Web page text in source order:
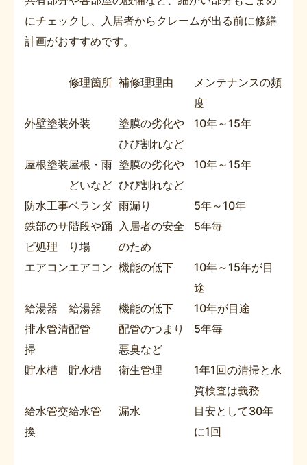
にチェックし、入居者からクレームが出る前に修繕
計画がおすすめです。
修理箇所 補修理理由
メンテナンスの頻
度
外壁塗装外装
塗膜の劣化や
ひび割れなど
10年～15年
屋根塗装屋根・雨
どいなど
塗膜の劣化や
ひび割れなど
10年～15年
防水工事ベランダ 雨漏り
5年～10年
鉄部のサ
ビ処理
階段や踊
り場
入居者の安全
のため
5年毎
エアコンエアコン 機能の低下
10年～15年が目
途
給湯器
給湯器 機能の低下
10年が目途
排水管清
掃
配管
配管のつまり
悪臭など
5年毎
貯水槽 貯水槽 衛生管理
1年1回の清掃と水
質検査は義務
給水管交
換
給水管 漏水
目安として30年
に1回